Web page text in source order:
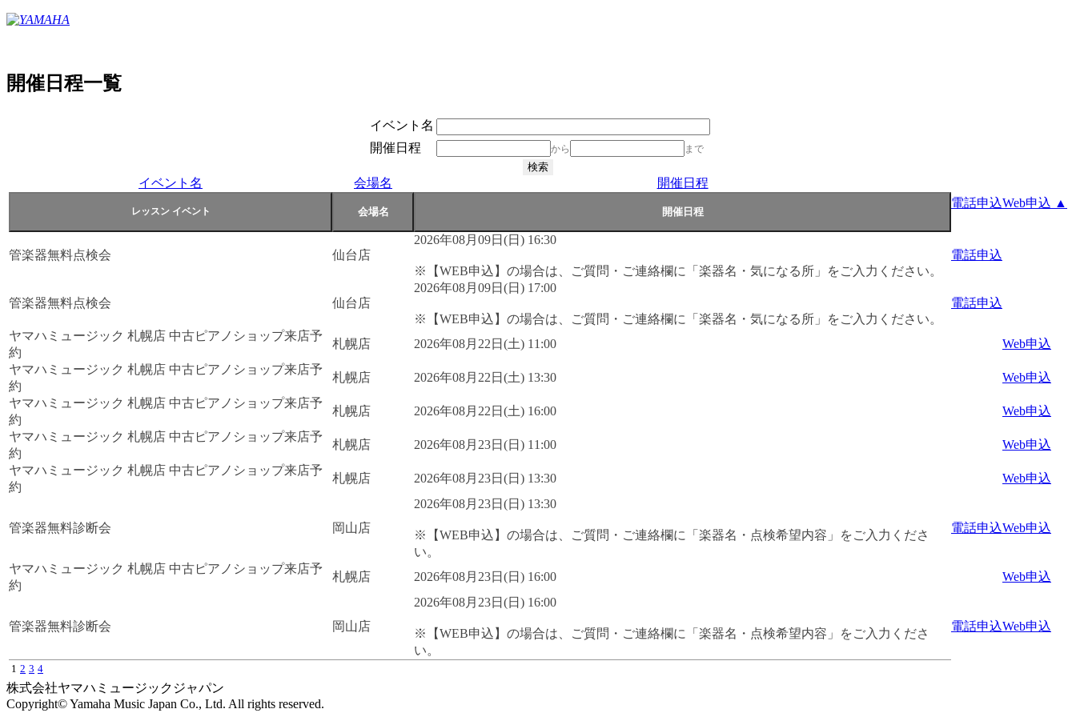
開催日程一覧
イベント名
開催日程
から まで
イベント名 会場名
開催日程
電話申込Web申込 ▲
管楽器無料点検会 仙台店
2026年08月09日(日) 16:30
※【WEB申込】の場合は、ご質問・ご連絡欄に「楽器名・気になる所」をご入力ください。
電話申込
管楽器無料点検会 仙台店
2026年08月09日(日) 17:00
※【WEB申込】の場合は、ご質問・ご連絡欄に「楽器名・気になる所」をご入力ください。
電話申込
ヤマハミュージック 札幌店 中古ピアノショップ来店予
約
札幌店 2026年08月22日(土) 11:00
Web申込
ヤマハミュージック 札幌店 中古ピアノショップ来店予
約
札幌店 2026年08月22日(土) 13:30
Web申込
ヤマハミュージック 札幌店 中古ピアノショップ来店予
約
札幌店 2026年08月22日(土) 16:00
Web申込
ヤマハミュージック 札幌店 中古ピアノショップ来店予
約
札幌店 2026年08月23日(日) 11:00
Web申込
ヤマハミュージック 札幌店 中古ピアノショップ来店予
約
札幌店 2026年08月23日(日) 13:30 Web申込
管楽器無料診断会 岡山店
2026年08月23日(日) 13:30
※【WEB申込】の場合は、ご質問・ご連絡欄に「楽器名・点検希望内容」をご入力くださ
い。
電話申込Web申込
ヤマハミュージック 札幌店 中古ピアノショップ来店予
約
札幌店 2026年08月23日(日) 16:00 Web申込
管楽器無料診断会 岡山店
2026年08月23日(日) 16:00
※【WEB申込】の場合は、ご質問・ご連絡欄に「楽器名・点検希望内容」をご入力くださ
い。
電話申込Web申込
1 2 3 4
株式会社ヤマハミュージックジャパン
Copyright© Yamaha Music Japan Co., Ltd. All rights reserved.